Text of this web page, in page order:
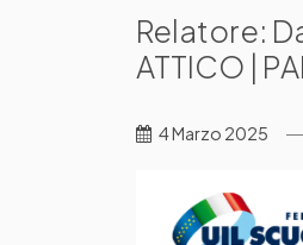
Relatore:
ATTICO |
4 Marzo 2025